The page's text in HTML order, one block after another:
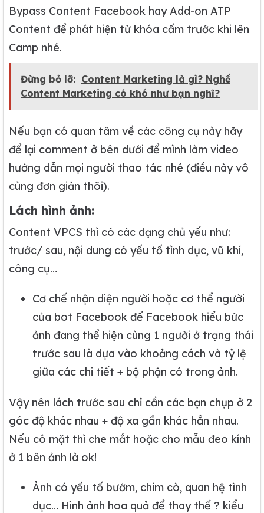
Bypass Content Facebook hay Add-on ATP
Content để phát hiện từ khóa cấm trước khi lên
Camp nhé.
Đừng bỏ lỡ: Content Marketing là gì? Nghề
Content Marketing có khó như bạn nghĩ?
Nếu bạn có quan tâm về các công cụ này hãy
để lại comment ở bên dưới để mình làm video
hướng dẫn mọi người thao tác nhé (điều này vô
cùng đơn giản thôi).
Lách hình ảnh:
Content VPCS thì có các dạng chủ yếu như:
trước/ sau, nội dung có yếu tố tình dục, vũ khí,
công cụ…
Cơ chế nhận diện người hoặc cơ thể người
của bot Facebook để Facebook hiểu bức
ảnh đang thể hiện cùng 1 người ở trạng thái
trước sau là dựa vào khoảng cách và tỷ lệ
giữa các chi tiết + bộ phận có trong ảnh.
Vậy nên lách trước sau chỉ cần các bạn chụp ở 2
góc độ khác nhau + độ xa gần khác hẳn nhau.
Nếu có mặt thì che mắt hoặc cho mẫu đeo kính
ở 1 bên ảnh là ok!
Ảnh có yếu tố bướm, chim cò, quan hệ tình
dục… Hình ảnh hoa quả để thay thế ? kiểu